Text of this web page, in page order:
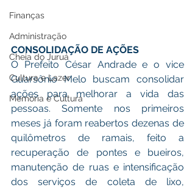
Finanças
Administração
Cheia do Juruá
Cultura e Lazer
Memória e Cultura
CONSOLIDAÇÃO DE AÇÕES
O Prefeito César Andrade e o vice
Guarsônio Melo buscam consolidar
ações para melhorar a vida das
pessoas. Somente nos primeiros
meses já foram reabertos dezenas de
quilômetros de ramais, feito a
recuperação de pontes e bueiros,
manutenção de ruas e intensificação
dos serviços de coleta de lixo,